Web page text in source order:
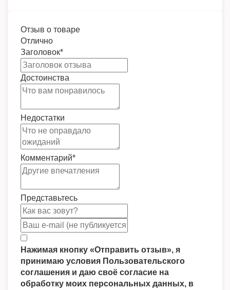
Отзыв о товаре
Отлично
Заголовок*
Достоинства
Недостатки
Комментарий*
Представьтесь
Нажимая кнопку «Отправить отзыв», я
принимаю условия Пользовательского
соглашения и даю своё согласие на
обработку моих персональных данных, в